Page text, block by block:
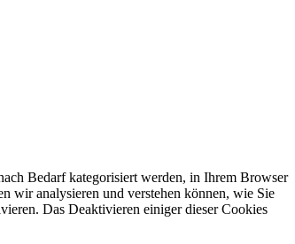
Bedarf kategorisiert werden, in Ihrem Browser
wir analysieren und verstehen können, wie Sie
Das Deaktivieren einiger dieser Cookies